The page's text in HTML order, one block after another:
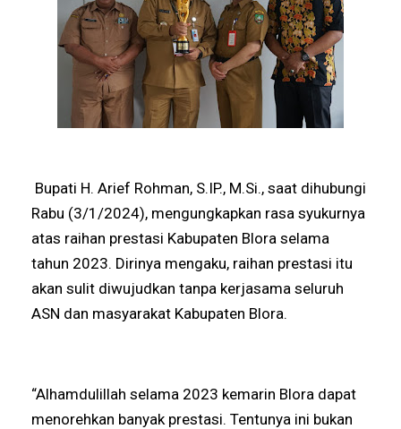
Bupati H. Arief Rohman, S.IP., M.Si., saat dihubungi
Rabu (3/1/2024), mengungkapkan rasa syukurnya
atas raihan prestasi Kabupaten Blora selama
tahun 2023. Dirinya mengaku, raihan prestasi itu
akan sulit diwujudkan tanpa kerjasama seluruh
ASN dan masyarakat Kabupaten Blora.
“Alhamdulillah selama 2023 kemarin Blora dapat
menorehkan banyak prestasi. Tentunya ini bukan